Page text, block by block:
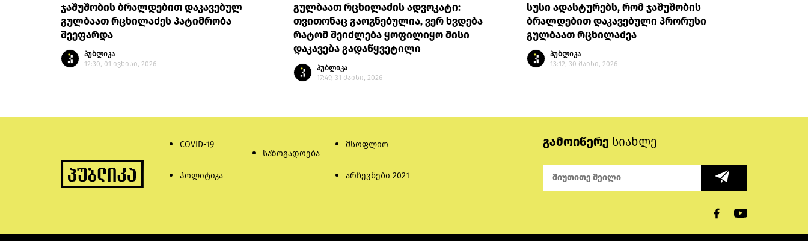
ჯაშუშობის ბრალდებით დაკავებულ
გულბაათ რცხილაძეს პატიმრობა
შეეფარდა
პუბლიკა
12:30, 01 ივნისი, 2026
გულბაათ რცხილაძის ადვოკატი:
თვითონაც გაოგნებულია, ვერ ხვდება
რატომ შეიძლება ყოფილიყო მისი
დაკავება გადაწყვეტილი
პუბლიკა
17:49, 31 მაისი, 2026
სუსი ადასტურებს, რომ ჯაშუშობის
ბრალდებით დაკავებული პრორუსი
გულბაათ რცხილაძეა
პუბლიკა
13:12, 30 მაისი, 2026
COVID-19
პოლიტიკა
საზოგადოება
მსოფლიო
არჩევნები 2021
გამოიწერე სიახლე